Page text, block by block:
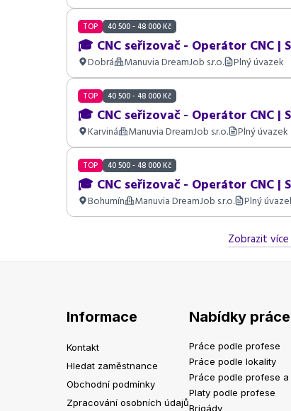
TOP 40 500 - 48 000 Kč
🎓 CNC seřizovač - Operátor CNC
Dobrá Manuvia DreamJob s.r.o. Plný úvazek
TOP 40 500 - 48 000 Kč
🎓 CNC seřizovač - Operátor CNC
Karviná Manuvia DreamJob s.r.o. Plný úvazek
TOP 40 500 - 48 000 Kč
🎓 CNC seřizovač - Operátor CNC
Bohumín Manuvia DreamJob s.r.o. Plný
Zobrazit
Informace
Kontakt
Hledat zaměstnance
Obchodní podmínky
Zpracování osobních údajů
Nabídky práce
Práce podle profese
Práce podle lokality
Práce podle profese a
Platy podle profese
Brigády